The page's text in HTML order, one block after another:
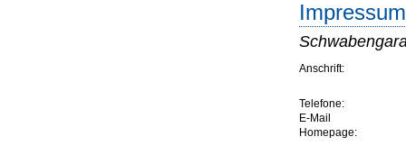
Anschrift:
Telefone:
E-Mail
Homepage: